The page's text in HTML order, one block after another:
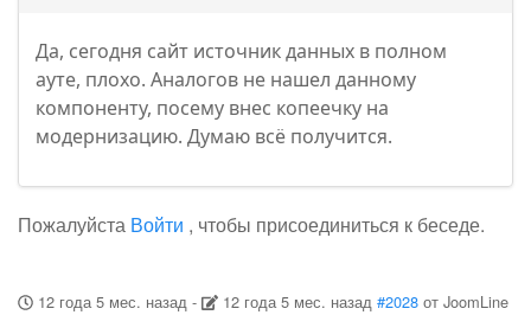
Да, сегодня сайт источник данных в полном
ауте, плохо. Аналогов не нашел данному
компоненту, посему внес копеечку на
модернизацию. Думаю всё получится.
Пожалуйста Войти , чтобы присоединиться к беседе.
12 года 5 мес. назад- 12 года 5 мес. назад #2028 отJoomLine